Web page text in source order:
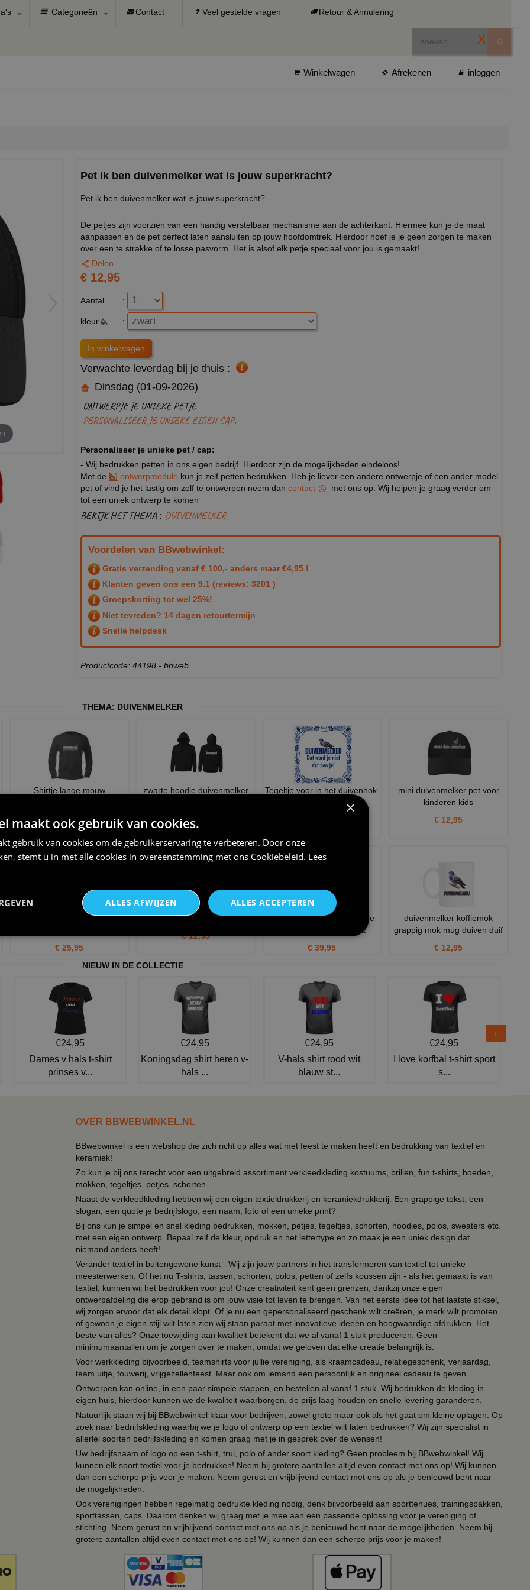
Categorieën Contact Veel gestelde vragen Retour & Annulering
X
Winkelwagen Afrekenen inloggen
Pet ik ben duivenmelker wat is jouw superkracht?
Pet ik ben duivenmelker wat is jouw superkracht?
De petjes zijn voorzien van een handig verstelbaar mechanisme aan de achterkant. Hiermee kun je de maat
aanpassen en de pet perfect laten aansluiten op jouw hoofdomtrek. Hierdoor hoef je je geen zorgen te maken
over een te strakke of te losse pasvorm. Het is alsof elk petje speciaal voor jou is gemaakt!
Delen
€ 12,95
Aantal :
kleur :
Verwachte leverdag bij je thuis :
Dinsdag (01-09-2026)
ONTWERPJE JE UNIEKE PETJE
PERSONALISEER JE UNIEKE EIGEN CAP.
Personaliseer je unieke pet / cap:
- Wij bedrukken petten in ons eigen bedrijf. Hierdoor zijn de mogelijkheden eindeloos!
Met de
ontwerpmodule kun je zelf petten bedrukken. Heb je liever een andere ontwerpje of een ander model
pet of vind je het lastig om zelf te ontwerpen neem dan contact
met ons op. Wij helpen je graag verder om
tot een uniek ontwerp te komen
BEKIJK HET THEMA : DUIVENMELKER
Voordelen van BBwebwinkel:
Gratis verzending vanaf € 100,- anders maar €4,95 !
Klanten geven ons een 9.1 (reviews: 3201 )
Groepskorting tot wel 25%!
Niet tevreden? 14 dagen retourtermijn
Snelle helpdesk
Productcode: 44198 - bbweb
THEMA: DUIVENMELKER
Shirtje lange mouw
€ 24,95
zwarte hoodie duivenmelker
€ 39,95
Tegeltje voor in het duivenhok.
Duivenmelker word
mini duivenmelker pet voor
kinderen kids
€ 12,95
Longsleeve echte mannen zijn
€ 25,95
Pet voor een duivenmelker
€ 12,95
Stoere duivenmelker hoodie
met duif afbeelding wat
€ 39,95
duivenmelker koffiemok
grappig mok mug duiven duif
€ 12,95
NIEUW IN DE COLLECTIE
€24,95
Dames v hals t-shirt
prinses v...
€24,95
Koningsdag shirt heren v-
hals ...
€24,95
V-hals shirt rood wit
blauw st...
€24,95
I love korfbal t-shirt sport
s...
OVER BBWEBWINKEL.NL
BBwebwinkel is een webshop die zich richt op alles wat met feest te maken heeft en bedrukking van textiel en
keramiek!
Zo kun je bij ons terecht voor een uitgebreid assortiment verkleedkleding kostuums, brillen, fun t-shirts, hoeden,
mokken, tegeltjes, petjes, schorten.
Naast de verkleedkleding hebben wij een eigen textieldrukkerij en keramiekdrukkerij. Een grappige tekst, een
slogan, een quote je bedrijfslogo, een naam, foto of een unieke print?
Bij ons kun je simpel en snel kleding bedrukken, mokken, petjes, tegeltjes, schorten, hoodies, polos, sweaters etc.
met een eigen ontwerp. Bepaal zelf de kleur, opdruk en het lettertype en zo maak je een uniek design dat
niemand anders heeft!
Verander textiel in buitengewone kunst - Wij zijn jouw partners in het transformeren van textiel tot unieke
meesterwerken. Of het nu T-shirts, tassen, schorten, polos, petten of zelfs koussen zijn - als het gemaakt is van
textiel, kunnen wij het bedrukken voor jou! Onze creativiteit kent geen grenzen, dankzij onze eigen
ontwerpafdeling die erop gebrand is om jouw visie tot leven te brengen. Van het eerste idee tot het laatste stiksel,
wij zorgen ervoor dat elk detail klopt. Of je nu een gepersonaliseerd geschenk wilt creëren, je merk wilt promoten
of gewoon je eigen stijl wilt laten zien wij staan paraat met innovatieve ideeën en hoogwaardige afdrukken. Het
beste van alles? Onze toewijding aan kwaliteit betekent dat we al vanaf 1 stuk produceren. Geen
minimumaantallen om je zorgen over te maken, omdat we geloven dat elke creatie belangrijk is.
Voor werkkleding bijvoorbeeld, teamshirts voor jullie vereniging, als kraamcadeau, relatiegeschenk, verjaardag,
team uitje, touwerij, vrijgezellenfeest. Maar ook om iemand een persoonlijk en origineel cadeau te geven.
Ontwerpen kan online, in een paar simpele stappen, en bestellen al vanaf 1 stuk. Wij bedrukken de kleding in
eigen huis, hierdoor kunnen we de kwaliteit waarborgen, de prijs laag houden en snelle levering garanderen.
Natuurlijk staan wij bij BBwebwinkel klaar voor bedrijven, zowel grote maar ook als het gaat om kleine oplagen. Op
zoek naar bedrijfskleding waarbij we je logo of ontwerp op een textiel wilt laten bedrukken? Wij zijn specialist in
allerlei soorten bedrijfskleding en komen graag met je in gesprek over de wensen!
Uw bedrijfsnaam of logo op een t-shirt, trui, polo of ander soort kleding? Geen probleem bij BBwebwinkel! Wij
kunnen elk soort textiel voor je bedrukken! Neem bij grotere aantallen altijd even contact met ons op! Wij kunnen
dan een scherpe prijs voor je maken. Neem gerust en vrijblijvend contact met ons op als je benieuwd bent naar
de mogelijkheden.
Ook verenigingen hebben regelmatig bedrukte kleding nodig, denk bijvoorbeeld aan sporttenues, trainingspakken,
sporttassen, caps. Daarom denken wij graag met je mee aan een passende oplossing voor je vereniging of
stichting. Neem gerust en vrijblijvend contact met ons op als je benieuwd bent naar de mogelijkheden. Neem bij
grotere aantallen altijd even contact met ons op! Wij kunnen dan een scherpe prijs voor je maken!
×
maakt ook gebruik van cookies.
gebruik van cookies om de gebruikerservaring te verbeteren. Door onze
stemt u in met alle cookies in overeenstemming met ons Cookiebeleid. Lees
ALLES ACCEPTEREN
ALLES AFWIJZEN